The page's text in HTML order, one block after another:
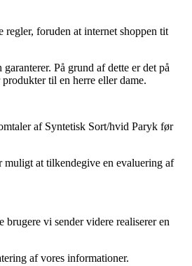
foruden at internet shoppen tit
På grund af dette er det på
til en herre eller dame.
af Syntetisk Sort/hvid Paryk før
at tilkendegive en evaluering af
vi sender videre realiserer en
af vores informationer.